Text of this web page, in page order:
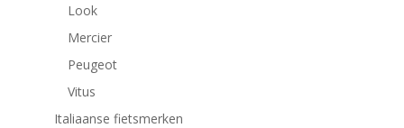
Look
Mercier
Peugeot
Vitus
Italiaanse fietsmerken